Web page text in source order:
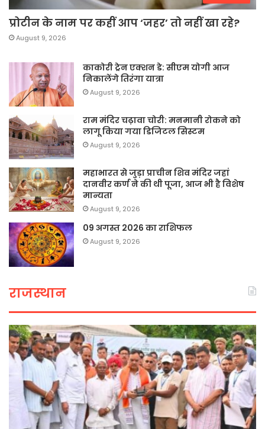
प्रोटीन के नाम पर कहीं आप ‘जहर’ तो नहीं खा रहे?
August 9, 2026
काकोरी ट्रेन एक्शन डे: सीएम योगी आज
निकालेंगे तिरंगा यात्रा
August 9, 2026
राम मंदिर चढ़ावा चोरी: मनमानी रोकने को
लागू किया गया डिजिटल सिस्टम
August 9, 2026
महाभारत से जुड़ा प्राचीन शिव मंदिर जहां
दानवीर कर्ण ने की थी पूजा, आज भी है विशेष
मान्यता
August 9, 2026
09 अगस्त 2026 का राशिफल
August 9, 2026
राजस्थान